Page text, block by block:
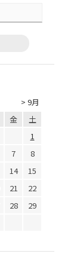
> 9月
金
土
1
7
8
14
15
21
22
28
29